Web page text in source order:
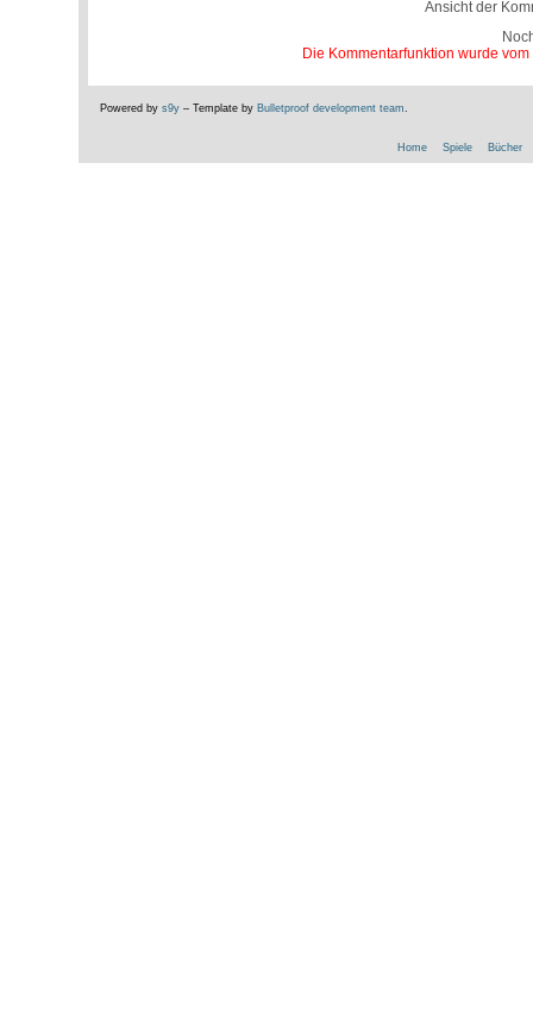
Ansicht der
Die Kommentarfunktion wurde
Powered by s9y– Template by Bulletproof development team
Home Spiele Bücher